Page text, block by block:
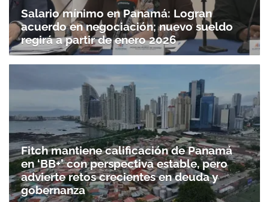
Salario mínimo en Panamá: Logran
acuerdo en negociación; nuevo sueldo
regirá a partir de enero 2026
Fitch mantiene calificación de Panamá
en ‘BB+’ con perspectiva estable, pero
advierte retos crecientes en deuda y
gobernanza